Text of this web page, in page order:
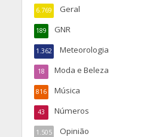
Geral
6.769
GNR
189
Meteorologia
1.362
Moda e Beleza
18
Música
816
Números
43
Opinião
1.505